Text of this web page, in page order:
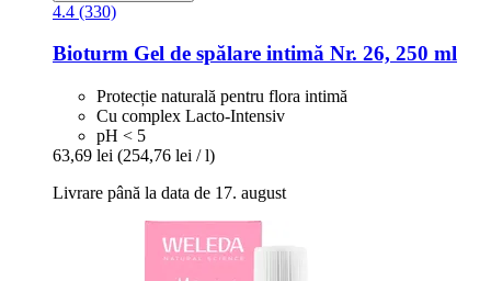
4.4 (330)
Bioturm Gel de spălare intimă Nr. 26, 250 ml
Protecție naturală pentru flora intimă
Cu complex Lacto-Intensiv
pH < 5
63,69 lei (254,76 lei / l)
Livrare până la data de 17. august